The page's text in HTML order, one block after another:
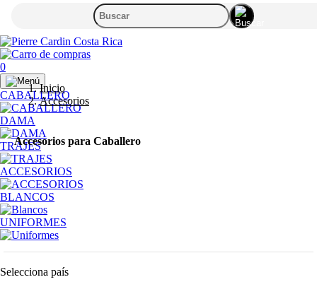
0
CABALLERO
DAMA
TRAJES
ACCESORIOS
BLANCOS
UNIFORMES
Selecciona país
Inicio
Accesorios
Accesorios para Caballero